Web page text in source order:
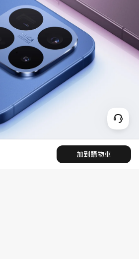
加到購物車